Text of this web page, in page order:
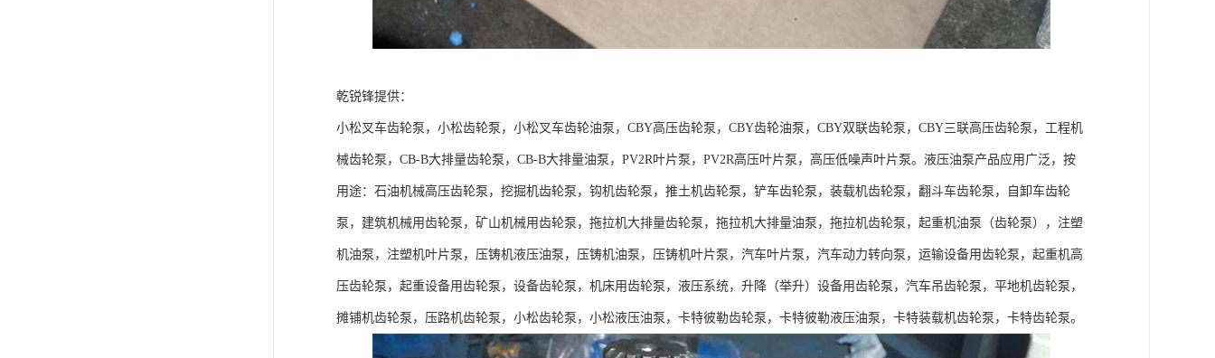
乾锐锋提供：
小松叉车齿轮泵，小松齿轮泵，小松叉车齿轮油泵，CBY高压齿轮泵，CBY齿轮油泵，CBY双联齿轮泵，CBY三联高压齿轮泵，工程机
械齿轮泵，CB-B大排量齿轮泵，CB-B大排量油泵，PV2R叶片泵，PV2R高压叶片泵，高压低噪声叶片泵。液压油泵产品应用广泛，按
用途：石油机械高压齿轮泵，挖掘机齿轮泵，钩机齿轮泵，推土机齿轮泵，铲车齿轮泵，装载机齿轮泵，翻斗车齿轮泵，自卸车齿轮
泵，建筑机械用齿轮泵，矿山机械用齿轮泵，拖拉机大排量齿轮泵，拖拉机大排量油泵，拖拉机齿轮泵，起重机油泵（齿轮泵），注塑
机油泵，注塑机叶片泵，压铸机液压油泵，压铸机油泵，压铸机叶片泵，汽车叶片泵，汽车动力转向泵，运输设备用齿轮泵，起重机高
压齿轮泵，起重设备用齿轮泵，设备齿轮泵，机床用齿轮泵，液压系统，升降（举升）设备用齿轮泵，汽车吊齿轮泵，平地机齿轮泵，
摊铺机齿轮泵，压路机齿轮泵，小松齿轮泵，小松液压油泵，卡特彼勒齿轮泵，卡特彼勒液压油泵，卡特装载机齿轮泵，卡特齿轮泵。